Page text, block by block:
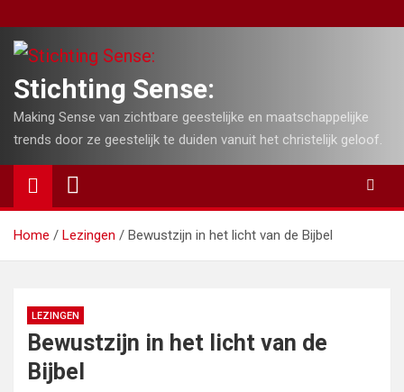
to
content
Stichting Sense:
Making Sense van zichtbare geestelijke en maatschappelijke
trends door ze geestelijk te duiden vanuit het christelijk geloof.
Home Lezingen Bewustzijn in het licht van de Bijbel
LEZINGEN
Bewustzijn in het licht van de
Bijbel